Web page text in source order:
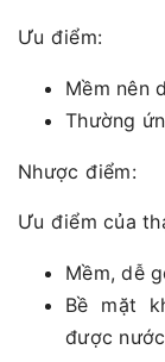
Ưu điểm:
Mềm nên
Thường
Nhược điểm:
Ưu điểm của
Mềm, dễ
Bề mặt
được